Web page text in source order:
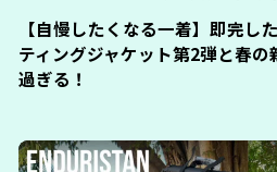
【自慢したくなる一着】即完し
ティングジャケット第2弾と春
過ぎる！